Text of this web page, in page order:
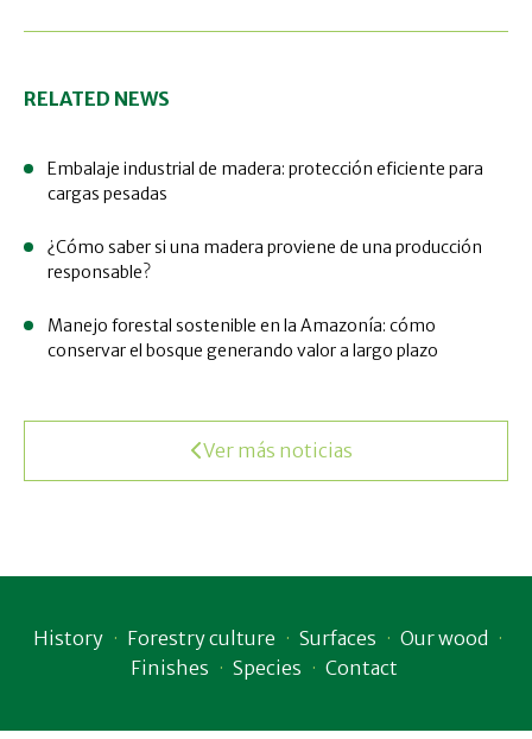
RELATED NEWS
Embalaje industrial de madera: protección eficiente para
cargas pesadas
¿Cómo saber si una madera proviene de una producción
responsable?
Manejo forestal sostenible en la Amazonía: cómo
conservar el bosque generando valor a largo plazo
Ver más noticias
History Forestry culture Surfaces
Our wood
Finishes
Species Contact